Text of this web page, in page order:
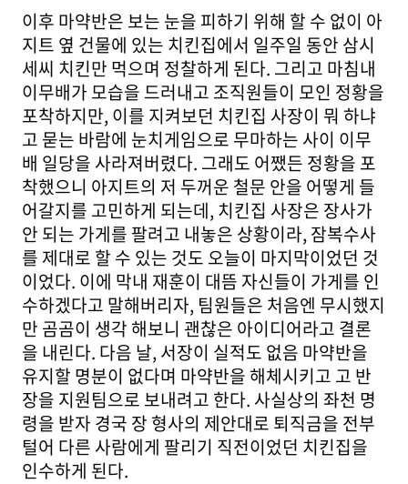
이후 마약반은 보는 눈을 피하기 위해 할 수 없이 아
지트 옆 건물에 있는 치킨집에서 일주일 동안 삼시
세씨 치킨만 먹으며 정찰하게 된다. 그리고 마침내
이무배가 모습을 드러내고 조직원들이 모인 정황을
포착하지만, 이를 지켜보던 치킨집 사장이 뭐 하냐
고 묻는 바람에 눈치게임으로 무마하는 사이 이무
배 일당을 사라져버렸다. 그래도 어쨌든 정황을 포
착했으니 아지트의 저 두꺼운 철문 안을 어떻게 들
어갈지를 고민하게 되는데, 치킨집 사장은 장사가
안 되는 가게를 팔려고 내놓은 상황이라, 잠복수사
를 제대로 할 수 있는 것도 오늘이 마지막이었던 것
이었다. 이에 막내 재훈이 대뜸 자신들이 가게를 인
수하겠다고 말해버리자, 팀원들은 처음엔 무시했지
만 곰곰이 생각 해보니 괜찮은 아이디어라고 결론
을 내린다. 다음 날, 서장이 실적도 없음 마약반을
유지할 명분이 없다며 마약반을 해체시키고 고 반
장을 지원팀으로 보내려고 한다. 사실상의 좌천 명
령을 받자 경국 장 형사의 제안대로 퇴직금을 전부
털어 다른 사람에게 팔리기 직전이었던 치킨집을
인수하게 된다.